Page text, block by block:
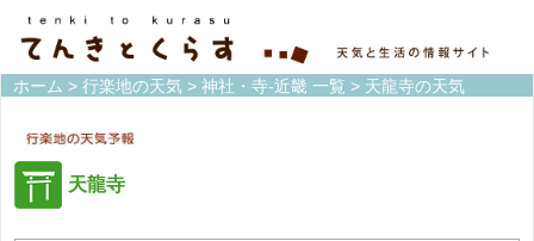
ホーム > 行楽地の天気 > 神社・寺-近畿 一覧 > 天龍寺の天気
天龍寺